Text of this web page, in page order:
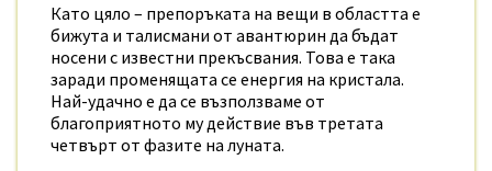
Като цяло – препоръката на вещи в областта е
бижута и талисмани от авантюрин да бъдат
носени с известни прекъсвания. Това е така
заради променящата се енергия на кристала.
Най-удачно е да се възползваме от
благоприятното му действие във третата
четвърт от фазите на луната.